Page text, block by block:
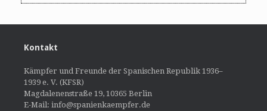
Kontakt
Kämpfer und Freunde der Spanischen Republik 1936–
1939 e. V. (KFSR)
Magdalenenstraße 19, 10365 Berlin
E-Mail: info@spanienkaempfer.de